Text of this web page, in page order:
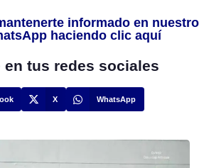
informado en nuestro
haciendo clic aquí
en tus redes sociales
X WhatsApp